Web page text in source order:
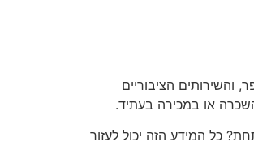
הציבוריים
או במכירה בעתיד.
כל המידע הזה יכול לעזור